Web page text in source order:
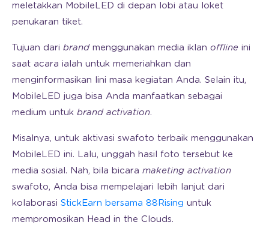
meletakkan MobileLED di depan lobi atau loket
penukaran tiket.
Tujuan dari brand menggunakan media iklan offline ini
saat acara ialah untuk memeriahkan dan
menginformasikan lini masa kegiatan Anda. Selain itu,
MobileLED juga bisa Anda manfaatkan sebagai
medium untuk brand activation.
Misalnya, untuk aktivasi swafoto terbaik menggunakan
MobileLED ini. Lalu, unggah hasil foto tersebut ke
media sosial. Nah, bila bicara maketing activation
swafoto, Anda bisa mempelajari lebih lanjut dari
kolaborasi StickEarn bersama 88Rising untuk
mempromosikan Head in the Clouds.